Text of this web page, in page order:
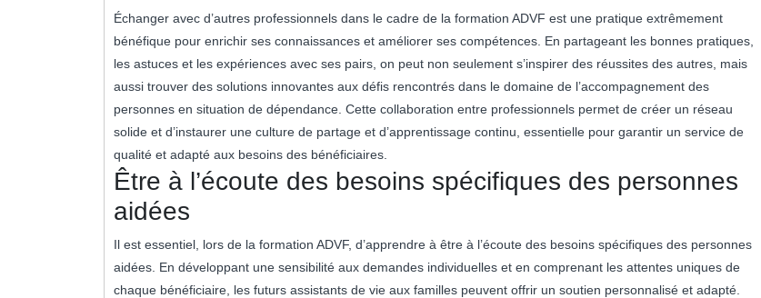
Échanger avec d’autres professionnels dans le cadre de la formation ADVF est une pratique extrêmement
bénéfique pour enrichir ses connaissances et améliorer ses compétences. En partageant les bonnes pratiques,
les astuces et les expériences avec ses pairs, on peut non seulement s’inspirer des réussites des autres, mais
aussi trouver des solutions innovantes aux défis rencontrés dans le domaine de l’accompagnement des
personnes en situation de dépendance. Cette collaboration entre professionnels permet de créer un réseau
solide et d’instaurer une culture de partage et d’apprentissage continu, essentielle pour garantir un service de
qualité et adapté aux besoins des bénéficiaires.
Être à l’écoute des besoins spécifiques des personnes
aidées
Il est essentiel, lors de la formation ADVF, d’apprendre à être à l’écoute des besoins spécifiques des personnes
aidées. En développant une sensibilité aux demandes individuelles et en comprenant les attentes uniques de
chaque bénéficiaire, les futurs assistants de vie aux familles peuvent offrir un soutien personnalisé et adapté.